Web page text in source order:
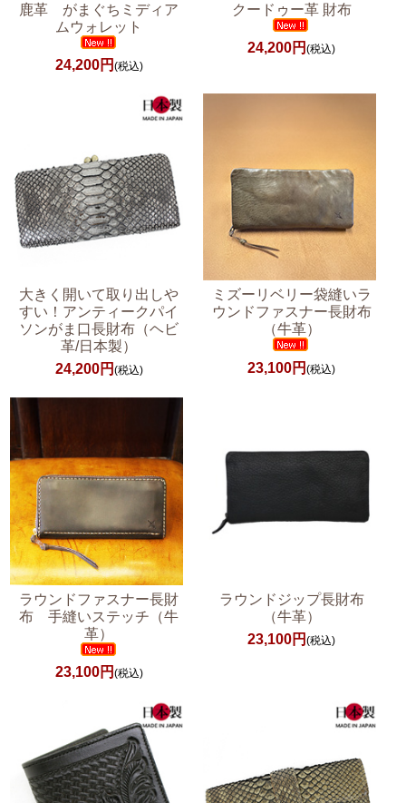
鹿革 がまぐちミディア
ムウォレット
24,200円 (税込)
クードゥー革 財布
24,200円(税込)
大きく開いて取り出しや
すい！アンティークパイ
ソンがま口長財布（ヘビ
革/日本製）
24,200円 (税込)
ミズーリベリー袋縫いラ
ウンドファスナー長財布
（牛革）
23,100円(税込)
ラウンドファスナー長財
布 手縫いステッチ（牛
革）
23,100円 (税込)
ラウンドジップ長財布
（牛革）
23,100円(税込)